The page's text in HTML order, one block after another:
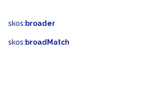
skos: broader
skos: broadMatch